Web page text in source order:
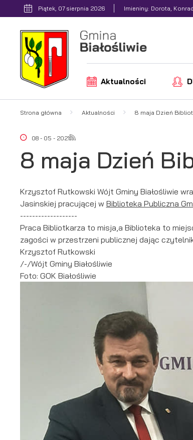
Przejdź do menu.
Przejdź do wyszukiwarki.
Przejdź do treści.
Przejdź do ustawień wielkości czcionki.
Włącz wersję kontrastową strony.
Piątek, 07 sierpnia 2026 Imieniny: Dorota,
Aktualności
Strona główna Aktualności 8 maja Dzień
08 - 05 - 2021
8 maja Dzień
Krzysztof Rutkowski Wójt Gminy Białośliwie
Jasinskiej pracującej w Biblioteka Publiczna
-------------------
Praca Bibliotkarza to misja,a Biblioteka to
zagości w przestrzeni publicznej dając
Krzysztof Rutkowski
/-/Wójt Gminy Białośliwie
Foto: GOK Białośliwie